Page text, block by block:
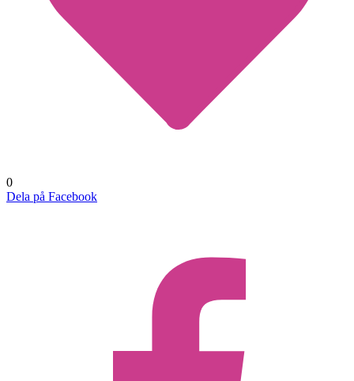
0
Dela på Facebook